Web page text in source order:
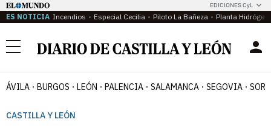
EDICIONES CyL
ES NOTICIA Incendios Especial Cecilia Piloto La Bañeza Planta
Menú
ÁVILA BURGOS LEÓN PALENCIA SALAMANCA SEGOVIA
CASTILLA Y LEÓN